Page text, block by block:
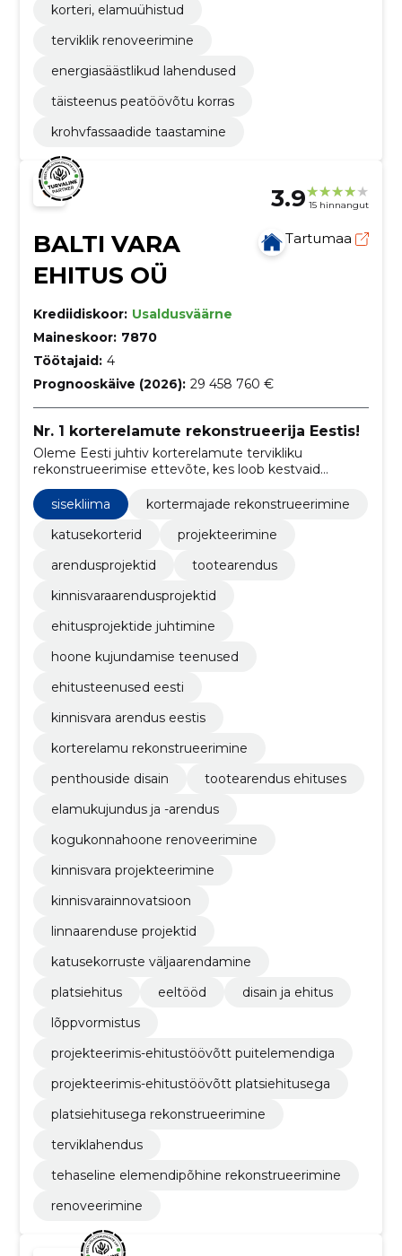
korteri, elamuühistud
terviklik renoveerimine
energiasäästlikud lahendused
täisteenus peatöövõtu korras
krohvfassaadide taastamine
3.9 15 hinnangut
BALTI VARA
EHITUS OÜ
Tartumaa
Krediidiskoor: Usaldusväärne
Maineskoor: 7870
Töötajaid: 4
Prognooskäive (2026): 29 458 760 €
Nr. 1 korterelamute rekonstrueerija Eestis!
Oleme Eesti juhtiv korterelamute tervikliku
rekonstrueerimise ettevõte, kes loob kestvaid
parandamiseks.
sisekliima
kortermajade rekonstrueerimine
katusekorterid
projekteerimine
arendusprojektid
tootearendus
kinnisvaraarendusprojektid
ehitusprojektide juhtimine
hoone kujundamise teenused
ehitusteenused eesti
kinnisvara arendus eestis
korterelamu rekonstrueerimine
penthouside disain
tootearendus ehituses
elamukujundus ja -arendus
kogukonnahoone renoveerimine
kinnisvara projekteerimine
kinnisvarainnovatsioon
linnaarenduse projektid
katusekorruste väljaarendamine
platsiehitus
eeltööd
disain ja ehitus
lõppvormistus
projekteerimis-ehitustöövõtt puitelemendiga
projekteerimis-ehitustöövõtt platsiehitusega
platsiehitusega rekonstrueerimine
terviklahendus
tehaseline elemendipõhine rekonstrueerimine
renoveerimine